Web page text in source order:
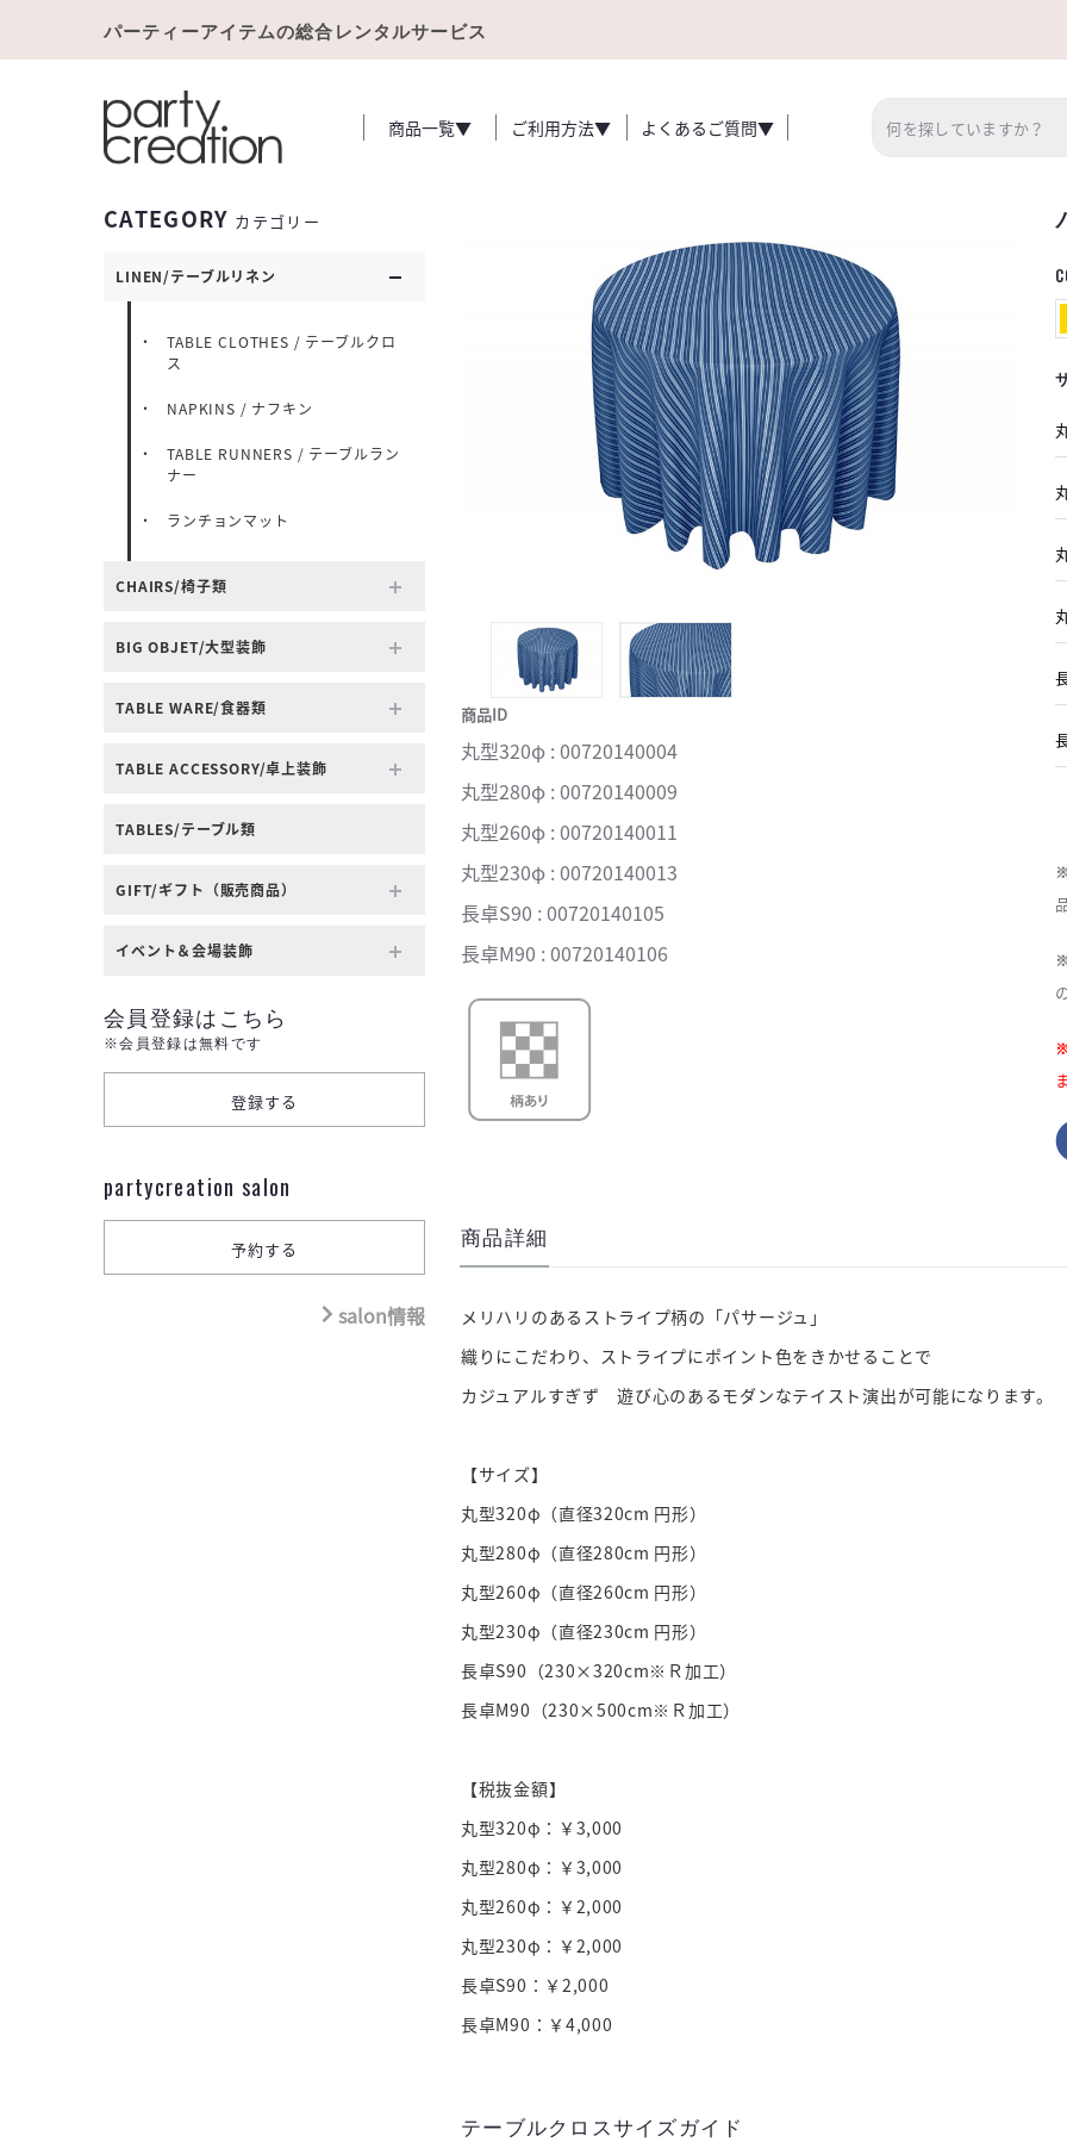
パーティーアイテムの総合レンタルサービス
商品一覧▼ ご利用方法▼ よくあるご質問▼
CATEGORY カテゴリー
LINEN/テーブルリネン
TABLE CLOTHES / テーブルクロ
ス
NAPKINS / ナフキン
TABLE RUNNERS / テーブルラン
ナー
ランチョンマット
CHAIRS/椅子類
BIG OBJET/大型装飾
TABLE WARE/食器類
TABLE ACCESSORY/卓上装飾
TABLES/テーブル類
GIFT/ギフト（販売商品）
イベント＆会場装飾
会員登録はこちら
※会員登録は無料です
partycreation salon
salon情報
商品ID
丸型320φ : 00720140004
丸型280φ : 00720140009
丸型260φ : 00720140011
丸型230φ : 00720140013
長卓S90 : 00720140105
長卓M90 : 00720140106
商品詳細
メリハリのあるストライプ柄の「パサージュ」
織りにこだわり、ストライプにポイント色をきかせることで
カジュアルすぎず 遊び心のあるモダンなテイスト演出が可能になります。
【サイズ】
丸型320φ（直径320cm 円形）
丸型280φ（直径280cm 円形）
丸型260φ（直径260cm 円形）
丸型230φ（直径230cm 円形）
長卓S90（230×320cm※Ｒ加工）
長卓M90（230×500cm※Ｒ加工）
【税抜金額】
丸型320φ：￥3,000
丸型280φ：￥3,000
丸型260φ：￥2,000
丸型230φ：￥2,000
長卓S90：￥2,000
長卓M90：￥4,000
テーブルクロスサイズガイド